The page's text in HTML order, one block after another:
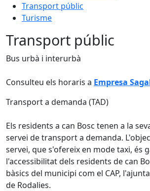
Transport públic
Turisme
Transport públic
Bus urbà i interurbà
Consulteu els horaris a Empresa
Transport a demanda (TAD)
Els residents a can Bosc tenen a la
servei de transport a demanda.
servei, que s'ofereix en mode taxi, és
l'accessibilitat dels residents de can
bàsics del municipi com el CAP,
de Rodalies.